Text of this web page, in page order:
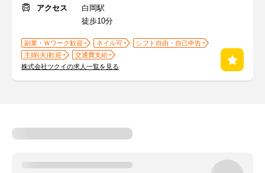
アクセス
白岡駅
徒歩10分
副業・Ｗワーク歓迎 ネイル可
シフト自由・自己申告
主婦(夫)歓迎
交通費支給
株式会社ツクイの求人一覧を見る